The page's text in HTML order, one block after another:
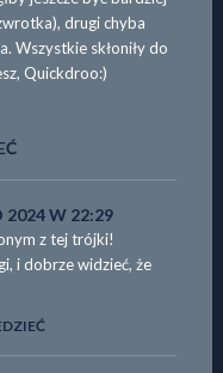
drugi chyba
Wszystkie skłoniły do
Quickdroo:)
2024 W 22:29
z tej trójki!
i dobrze widzieć, że